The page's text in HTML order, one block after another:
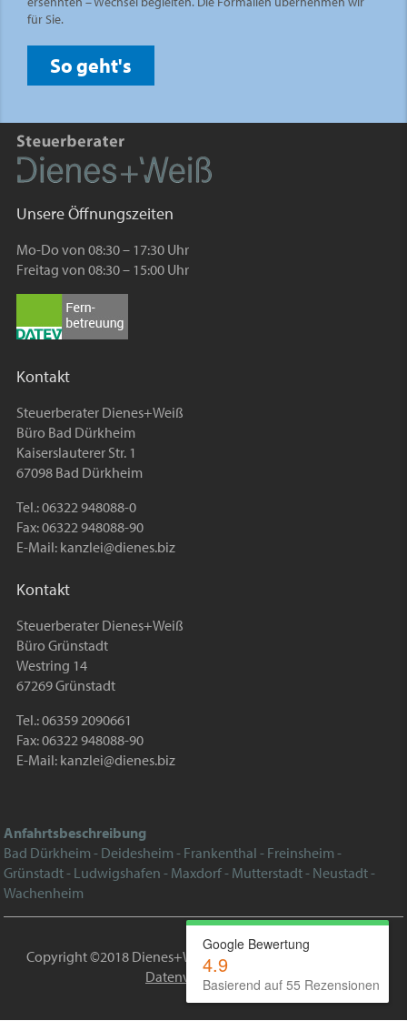
für Sie.
So geht's
Unsere Öffnungszeiten
Mo-Do von 08:30 – 17:30 Uhr
Freitag von 08:30 – 15:00 Uhr
Kontakt
Steuerberater Dienes+Weiß
Büro Bad Dürkheim
Kaiserslauterer Str. 1
67098 Bad Dürkheim
Tel.: 06322 948088-0
Fax: 06322 948088-90
E-Mail: kanzlei@dienes.biz
Kontakt
Steuerberater Dienes+Weiß
Büro Grünstadt
Westring 14
67269 Grünstadt
Tel.: 06359 2090661
Fax: 06322 948088-90
E-Mail: kanzlei@dienes.biz
Anfahrtsbeschreibung
Bad Dürkheim - Deidesheim - Frankenthal - Freinsheim -
Grünstadt - Ludwigshafen - Maxdorf - Mutterstadt - Neustadt -
Wachenheim
Copyright ©2018 Dienes+Weiß |Impressum Datenschutz
Datenverarbeitung
Google Bewertung
4.9
Basierend auf 55 Rezensionen